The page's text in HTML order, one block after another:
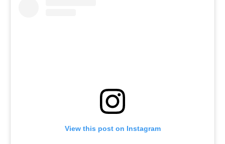
View this post on Instagram